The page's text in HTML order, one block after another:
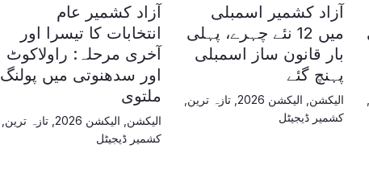
آزاد کشمیر اسمبلی
میں 12 نئے چہرے، پہلی
بار قانون ساز اسمبلی
پہنچ گئے
الیکشن الیکشن 2026 ,تازہ ترین
کشمیر ڈیجیٹل
آزاد کشمیر عام
انتخابات کا تیسرا اور
آخری مرحلہ: راولاکوٹ
اور سدھنوتی میں پولنگ
ملتوی
الیکشن الیکشن 2026 ,تازہ ترین
کشمیر ڈیجیٹل